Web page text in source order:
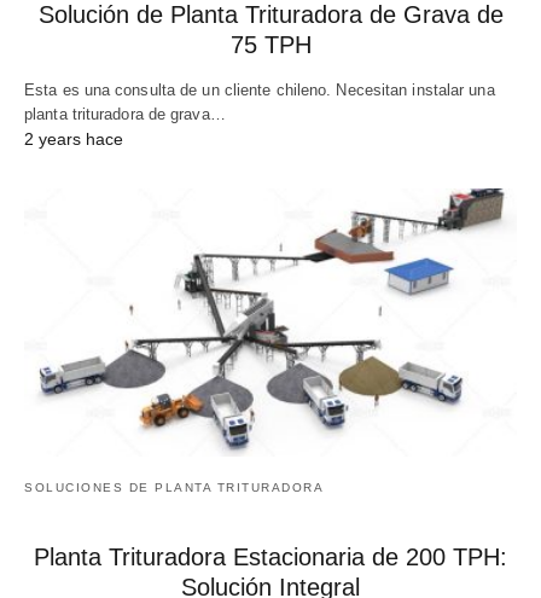
Solución de Planta Trituradora de Grava de
75 TPH
Esta es una consulta de un cliente chileno. Necesitan instalar una
planta trituradora de grava…
2 years hace
SOLUCIONES DE PLANTA TRITURADORA
Planta Trituradora Estacionaria de 200 TPH:
Solución Integral